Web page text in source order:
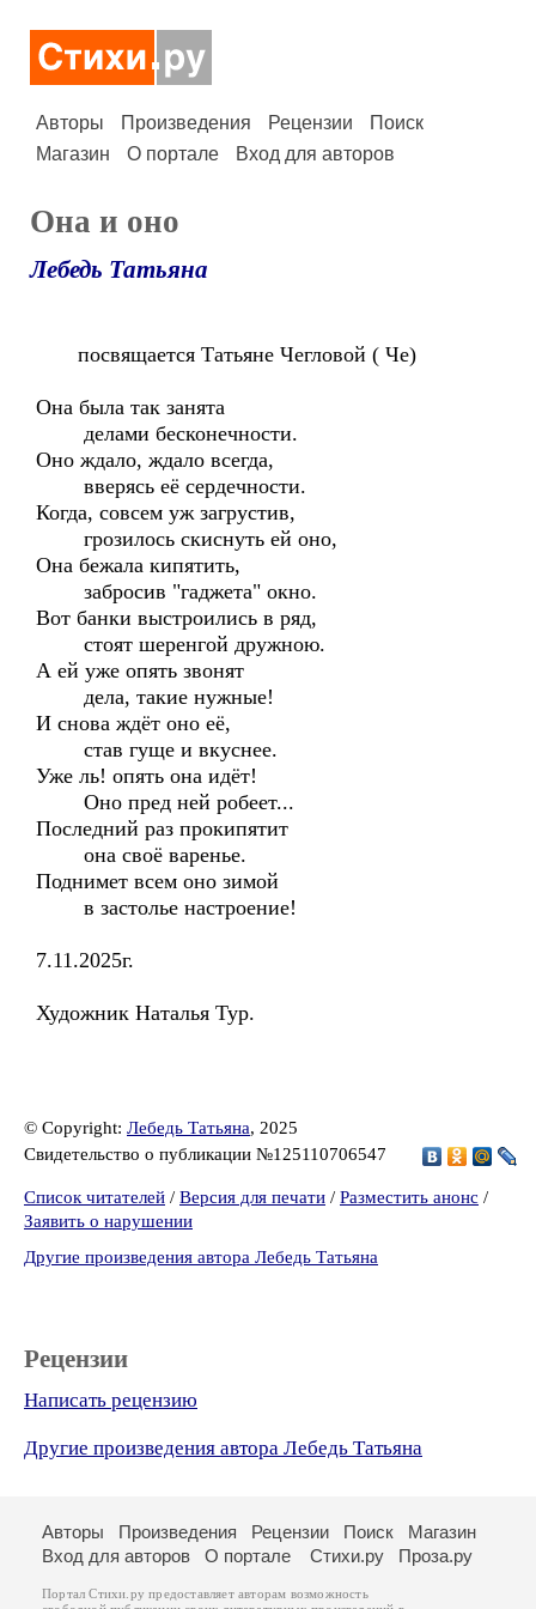
Авторы Произведения Рецензии
Поиск
Магазин
О портале Вход для авторов
Она и оно
Лебедь Татьяна
посвящается Татьяне Чегловой ( Че)
Она была так занята
делами бесконечности.
Оно ждало, ждало всегда,
вверясь её сердечности.
Когда, совсем уж загрустив,
грозилось скиснуть ей оно,
Она бежала кипятить,
забросив "гаджета" окно.
Вот банки выстроились в ряд,
стоят шеренгой дружною.
А ей уже опять звонят
дела, такие нужные!
И снова ждёт оно её,
став гуще и вкуснее.
Уже ль! опять она идёт!
Оно пред ней робеет...
Последний раз прокипятит
она своё варенье.
Поднимет всем оно зимой
в застолье настроение!
7.11.2025г.
Художник Наталья Тур.
© Copyright: Лебедь Татьяна, 2025
Свидетельство о публикации №125110706547
Список читателей / Версия для печати / Разместить анонс /
Заявить о нарушении
Другие произведения автора Лебедь Татьяна
Рецензии
Написать рецензию
Другие произведения автора Лебедь Татьяна
Авторы Произведения Рецензии Поиск
Магазин
Вход для авторов
О портале Стихи.ру Проза.ру
Портал Стихи.ру предоставляет авторам возможность